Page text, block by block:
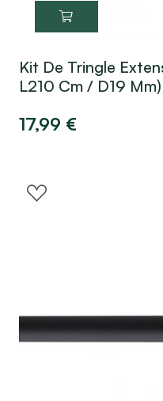
Kit De Tringle
L210 Cm / D19
17,99 €